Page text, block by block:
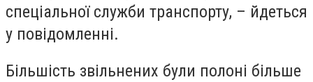
спеціальної служби транспорту, – йдеться
у повідомленні.
Більшість звільнених були полоні більше